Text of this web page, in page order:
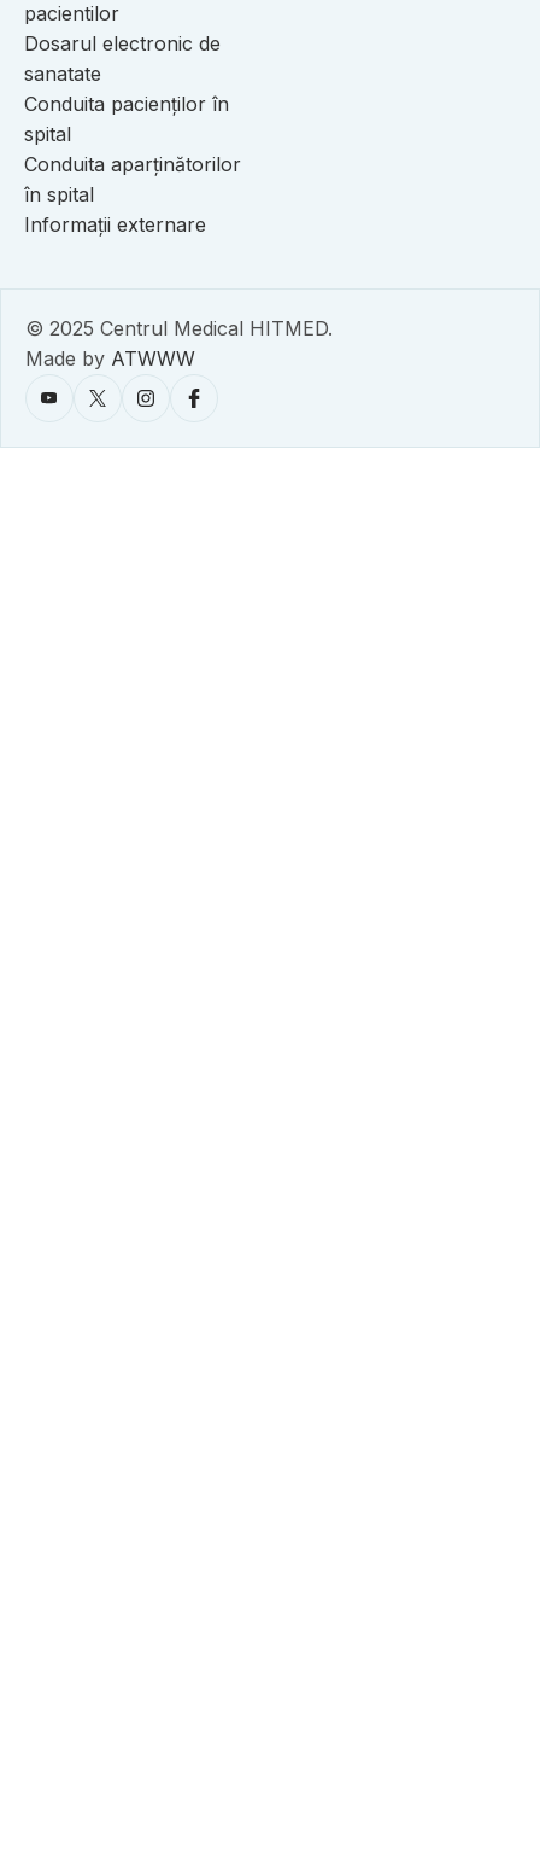
pacientilor
Dosarul electronic de
sanatate
Conduita pacienților în
spital
Conduita aparținătorilor
în spital
Informații externare
© 2025 Centrul Medical HITMED.
Made by ATWWW